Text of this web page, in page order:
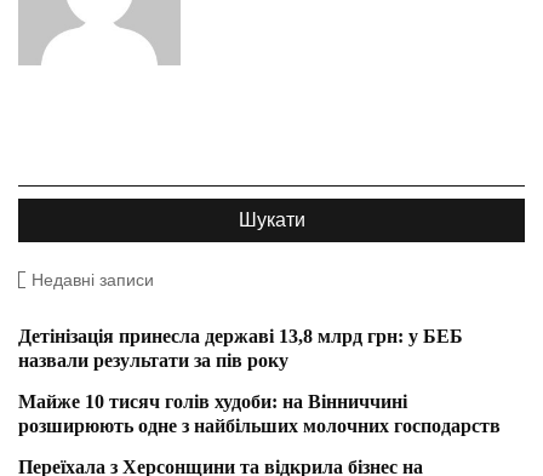
Недавні записи
Детінізація принесла державі 13,8 млрд грн: у БЕБ
назвали результати за пів року
Майже 10 тисяч голів худоби: на Вінниччині
розширюють одне з найбільших молочних господарств
Переїхала з Херсонщини та відкрила бізнес на